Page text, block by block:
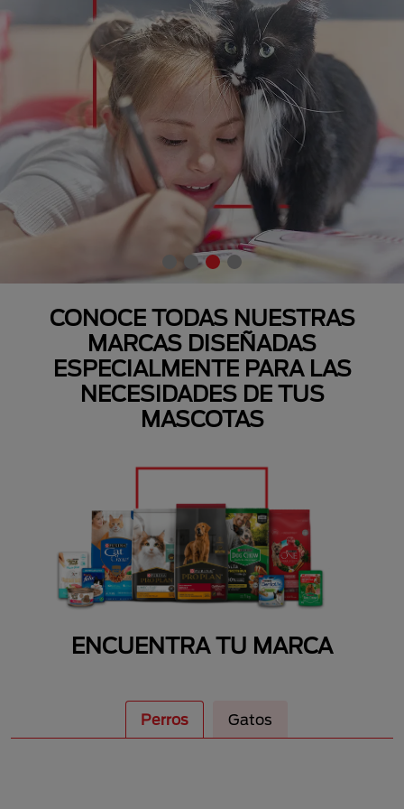
CONOCE TODAS NUESTRAS
MARCAS DISEÑADAS
ESPECIALMENTE PARA LAS
NECESIDADES DE TUS
MASCOTAS
ENCUENTRA TU MARCA
Perros Gatos